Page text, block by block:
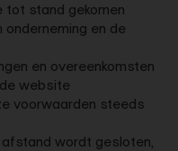
tot stand gekomen
en de
en overeenkomsten
website
voorwaarden steeds
wordt gesloten,